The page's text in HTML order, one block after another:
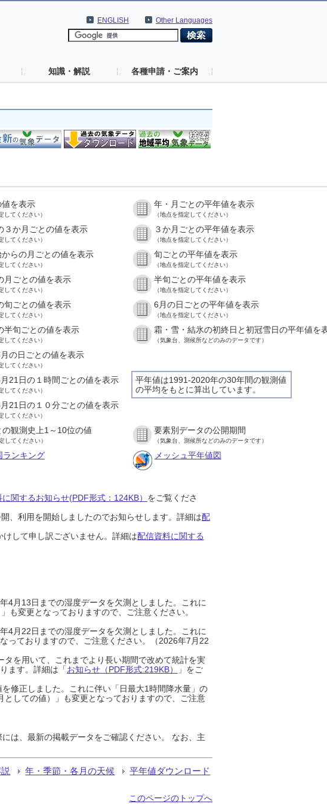
Other Languages
ENGLISH
知識・解説 各種申請・ご案内
を表示
してください）
年・月ごとの平年値を表示
（地点を指定してください）
３か月ごとの値を表示
してください）
３か月ごとの平年値を表示
（地点を指定してください）
らの月ごとの値を表示
してください）
旬ごとの平年値を表示
（地点を指定してください）
月ごとの値を表示
してください）
半旬ごとの平年値を表示
（地点を指定してください）
旬ごとの値を表示
してください）
6月の日ごとの平年値を表示
（地点を指定してください）
半旬ごとの値を表示
してください）
霜・雪・結氷の初終日と初冠雪日の平年値を
（気象台、測候所などのみのデータです）
の日ごとの値を表示
してください）
平年値は1991-2020年の30年間の観測値
の平均をもとに算出しています。
21日の１時間ごとの値を表示
してください）
21日の１０分ごとの値を表示
してください）
の観測史上1～10位の値
してください）
要素別データの公開期間
（気象台、測候所などのみのデータです）
ランキング メッシュ平年値図
関するお知らせ(PDF形式：124KB） をご覧くださ
、利用を開始しましたのでお知らせします。詳細は配
して申し訳ございません。詳細は配信資料に関する
4月13日までの湿度データを欠測としました。これに
も変更となっておりますので、ご注意ください。
4月22日までの湿度データを欠測としました。これに
っておりますので、ご注意ください。（2026年7月22
を用いて、これまでより長い期間で改めて統計を実
ます。詳細は「お知らせ（PDF形式:219KB）
」をご
修正しました。これに伴い「日最大1時間降水量」の
しての値）」も変更となっておりますので、ご注意
は、最新の掲載データをご確認ください。 なお、主
年・季節・各月の天候 平年値ダウンロード
このページのトップへ